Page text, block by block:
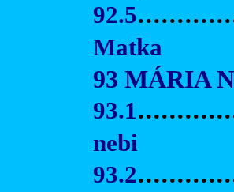
92.5
Matka
93 MÁRIA
93.1
nebi
93.2